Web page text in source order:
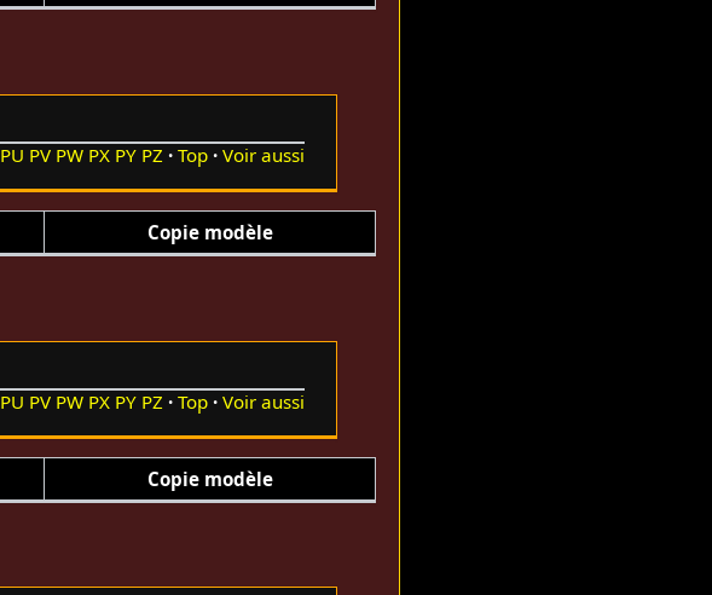
PU PV PW PX PY PZ Top Voir aussi
Copie modèle
PU PV PW PX PY PZ Top Voir aussi
Copie modèle